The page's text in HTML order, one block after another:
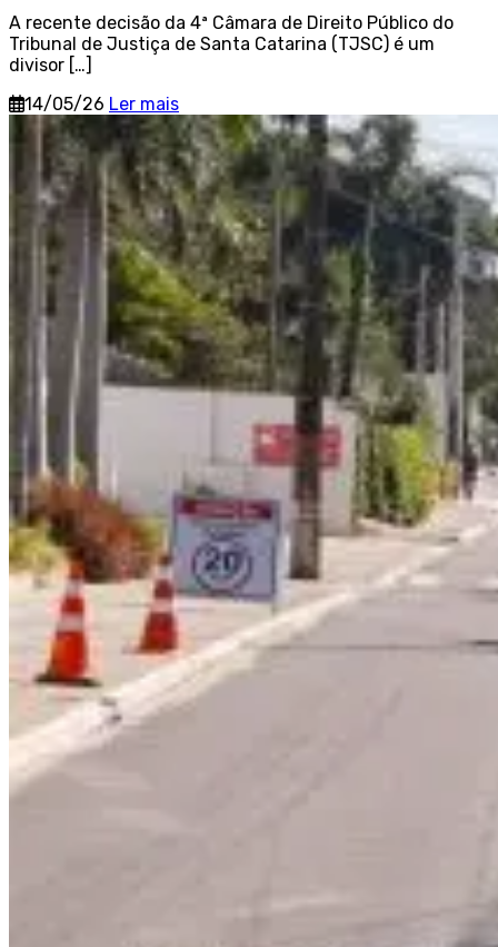
A recente decisão da 4ª Câmara de Direito Público do
Tribunal de Justiça de Santa Catarina (TJSC) é um
divisor […]
14/05/26 Ler mais